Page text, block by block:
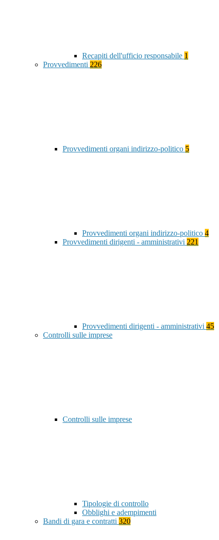
Recapiti dell'ufficio responsabile 1
Provvedimenti 226
Provvedimenti organi indirizzo-politico 5
Provvedimenti organi indirizzo-politico 4
Provvedimenti dirigenti - amministrativi 221
Provvedimenti dirigenti - amministrativi 45
Controlli sulle imprese
Controlli sulle imprese
Tipologie di controllo
Obblighi e adempimenti
Bandi di gara e contratti 320